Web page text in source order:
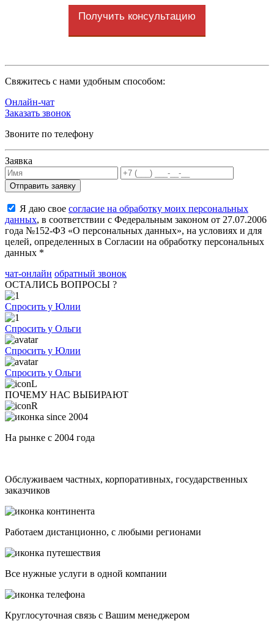
Получить консультацию
Cвяжитесь с нами удобным способом:
Онлайн-чат
Заказать звонок
Звоните по телефону
Заявка
Я даю свое согласие на обработку моих персональных
данных, в соответствии с Федеральным законом от 27.07.2006
года №152-ФЗ «О персональных данных», на условиях и для
целей, определенных в Согласии на обработку персональных
данных *
чат-онлайн обратный звонок
ОСТАЛИСЬ ВОПРОСЫ ?
Спросить у Юлии
Спросить у Ольги
Спросить у Юлии
Спросить у Ольги
ПОЧЕМУ НАС ВЫБИРАЮТ
На рынке с 2004 года
Обслуживаем частных, корпоративных, государственных
заказчиков
Работаем дистанционно, с любыми регионами
Все нужные услуги в одной компании
Круглосуточная связь с Вашим менеджером